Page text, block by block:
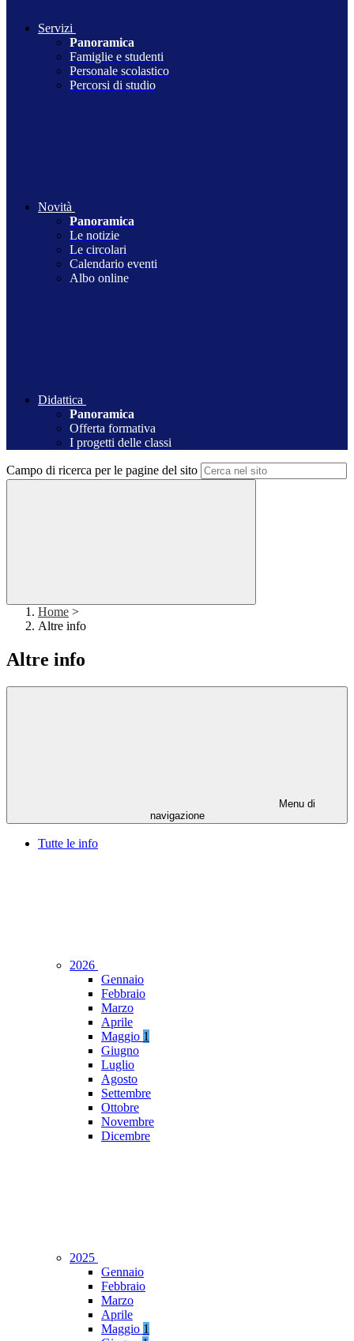
Servizi
Panoramica
Famiglie e studenti
Personale scolastico
Percorsi di studio
Novità
Panoramica
Le notizie
Le circolari
Calendario eventi
Albo online
Didattica
Panoramica
Offerta formativa
I progetti delle classi
Campo di ricerca per le pagine del sito
Home >
Altre info
Altre info
Menu di
navigazione
Tutte le info
2026
Gennaio
Febbraio
Marzo
Aprile
Maggio 1
Giugno
Luglio
Agosto
Settembre
Ottobre
Novembre
Dicembre
2025
Gennaio
Febbraio
Marzo
Aprile
Maggio 1